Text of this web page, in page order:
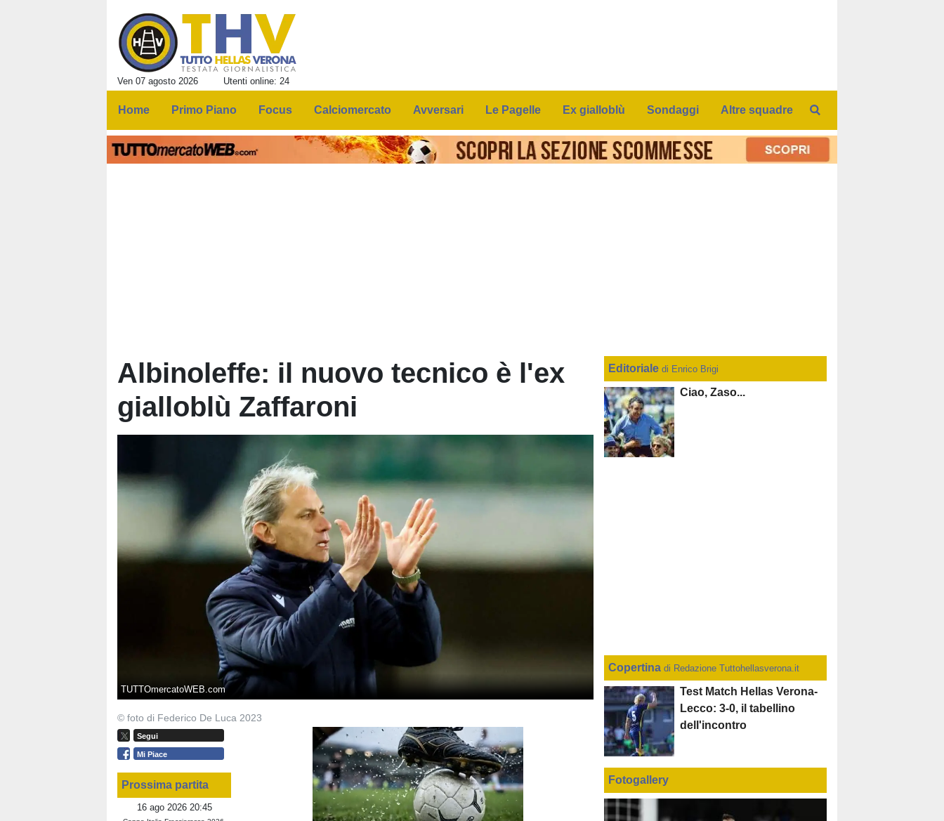
Ven 07 agosto 2026 Utenti online: 24
Home Primo Piano Focus Calciomercato Avversari Le Pagelle Ex gialloblù Sondaggi Altre squadre
Albinoleffe: il nuovo tecnico è l'ex
gialloblù Zaffaroni
TUTTOmercatoWEB.com
© foto di Federico De Luca 2023
Segui
Mi Piace
Prossima partita
16 ago 2026 20:45
Editorialedi Enrico Brigi
Ciao, Zaso...
Copertina di Redazione Tuttohellasverona.it
Test Match Hellas Verona-
Lecco: 3-0, il tabellino
dell'incontro
Fotogallery